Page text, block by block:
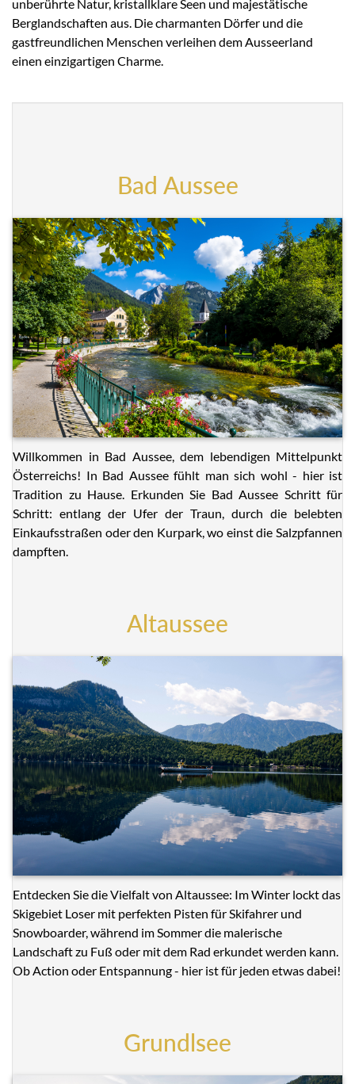
unberührte Natur, kristallklare Seen und majestätische
Berglandschaften aus. Die charmanten Dörfer und die
gastfreundlichen Menschen verleihen dem Ausseerland
einen einzigartigen Charme.
Bad Aussee
Willkommen in Bad Aussee, dem lebendigen Mittelpunkt
Österreichs! In Bad Aussee fühlt man sich wohl - hier ist
Tradition zu Hause. Erkunden Sie Bad Aussee Schritt für
Schritt: entlang der Ufer der Traun, durch die belebten
Einkaufsstraßen oder den Kurpark, wo einst die Salzpfannen
dampften.
Altaussee
Entdecken Sie die Vielfalt von Altaussee: Im Winter lockt das
Skigebiet Loser mit perfekten Pisten für Skifahrer und
Snowboarder, während im Sommer die malerische
Landschaft zu Fuß oder mit dem Rad erkundet werden kann.
Ob Action oder Entspannung - hier ist für jeden etwas dabei!
Grundlsee